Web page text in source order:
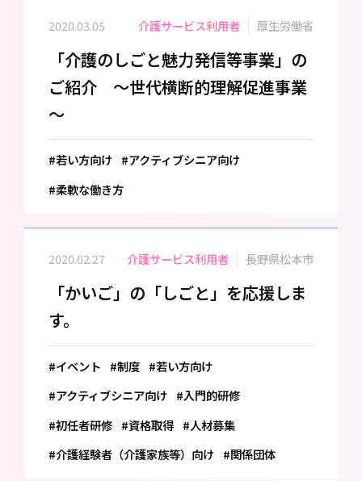
2020.03.05 介護サービス利用者 厚生労働省
「介護のしごと魅力発信等事業」の
ご紹介 ～世代横断的理解促進事業
～
#若い方向け #アクティブシニア向け
#柔軟な働き方
2020.02.27 介護サービス利用者 長野県松本市
「かいご」の「しごと」を応援しま
す。
#イベント #制度 #若い方向け
#アクティブシニア向け #入門的研修
#初任者研修 #資格取得 #人材募集
#介護経験者（介護家族等）向け #関係団体